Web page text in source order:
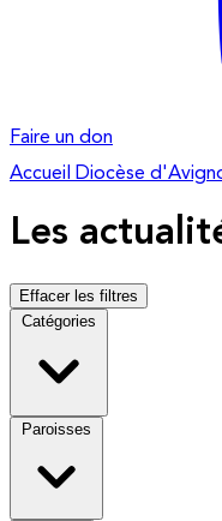
Faire un don
Accueil
Diocèse
Les
Effacer les filtres
Catégories
Paroisses